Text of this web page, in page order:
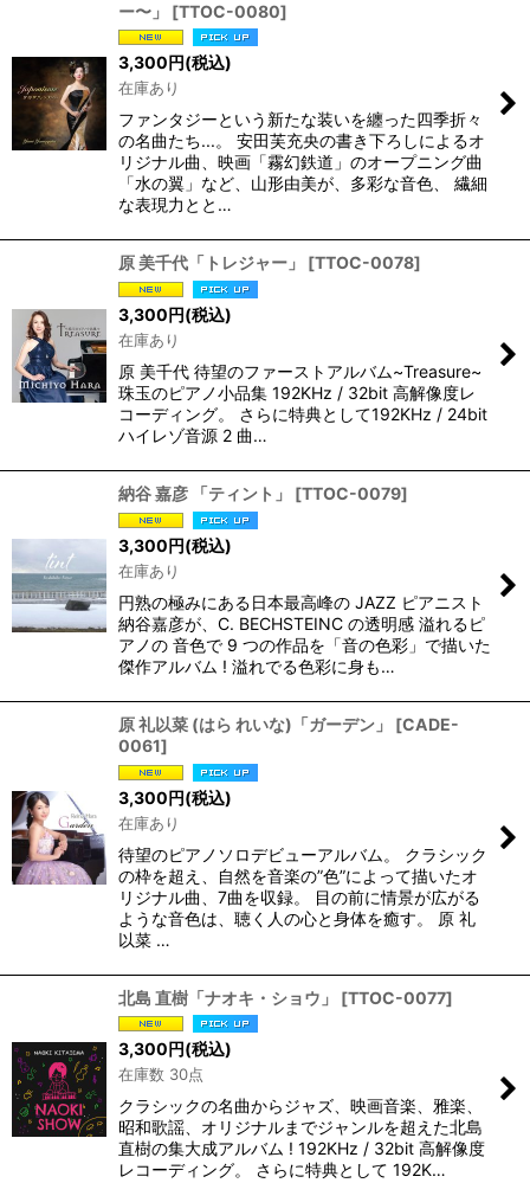
ー〜」 [TTOC-0080]
3,300 円(税込)
在庫あり
ファンタジーという新たな装いを纏った四季折々
の名曲たち...。 安田芙充央の書き下ろしによるオ
リジナル曲、映画「霧幻鉄道」のオープニング曲
「水の翼」など、山形由美が、多彩な音色、 繊細
な表現力とと…
原 美千代「トレジャー」 [TTOC-0078]
3,300円(税込)
在庫あり
原 美千代 待望のファーストアルバム~Treasure~
珠玉のピアノ小品集 192KHz / 32bit 高解像度レ
コーディング。 さらに特典として192KHz / 24bit
ハイレゾ音源 2 曲…
納谷 嘉彦 「ティント」 [TTOC-0079]
3,300円(税込)
在庫あり
円熟の極みにある日本最高峰の JAZZ ピアニスト
納谷嘉彦が、C. BECHSTEINC の透明感 溢れるピ
アノの 音色で 9 つの作品を「音の色彩」で描いた
傑作アルバム ! 溢れでる色彩に身も…
原 礼以菜 (はら れいな)「ガーデン」 [CADE-
0061]
3,300円(税込)
在庫あり
待望のピアノソロデビューアルバム。 クラシック
の枠を超え、自然を音楽の”色”によって描いたオ
リジナル曲、7曲を収録。 目の前に情景が広がる
ような音色は、聴く人の心と身体を癒す。 原 礼
以菜 …
北島 直樹「ナオキ・ショウ」 [TTOC-0077]
3,300円(税込)
在庫数 30点
クラシックの名曲からジャズ、映画音楽、雅楽、
昭和歌謡、オリジナルまでジャンルを超えた北島
直樹の集大成アルバム ! 192KHz / 32bit 高解像度
レコーディング。 さらに特典として 192K…